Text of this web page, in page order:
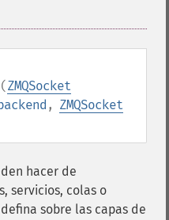
(ZMQSocket
, ZMQSocket
hacer de
servicios, colas o
sobre las capas de